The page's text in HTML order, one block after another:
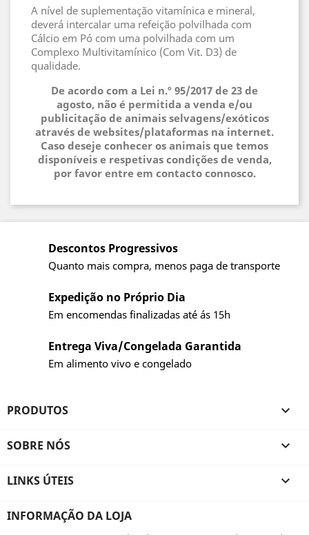
A nível de suplementação vitamínica e mineral,
deverá intercalar uma refeição polvilhada com
Cálcio em Pó com uma polvilhada com um
Complexo Multivitamínico (Com Vit. D3) de
qualidade.
De acordo com a Lei n.º 95/2017 de 23 de
agosto, não é permitida a venda e/ou
publicitação de animais selvagens/exóticos
através de websites/plataformas na internet.
Caso deseje conhecer os animais que temos
disponíveis e respetivas condições de venda,
por favor entre em contacto connosco.
Descontos Progressivos
Quanto mais compra, menos paga de transporte
Expedição no Próprio Dia
Em encomendas finalizadas até ás 15h
Entrega Viva/Congelada Garantida
Em alimento vivo e congelado
PRODUTOS 
SOBRE NÓS 
LINKS ÚTEIS 
INFORMAÇÃO DA LOJA